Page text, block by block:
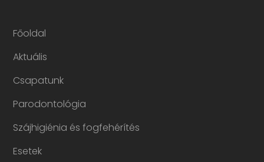
Főoldal
Aktuális
Csapatunk
Parodontológia
Szájhigiénia és fogfehérítés
Esetek